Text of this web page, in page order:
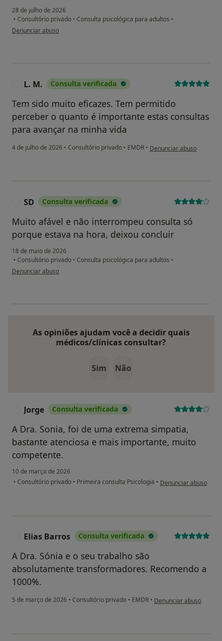
28 de julho de 2026
• Consultório privado • Consulta psicológica para adultos •
na opinião do utilizador Tiago Soares
Denunciar abuso
L. M. Consulta verificada
Tem sido muito eficazes. Tem permitido
perceber o quanto é importante estas consultas
para avançar na minha vida
4 de julho de 2026 • Consultório privado • EMDR • na opinião do utilizador L.
Denunciar abuso
SD Consulta verificada
Muito afável e não interrompeu consulta só
porque estava na hora, deixou concluir
18 de maio de 2026
• Consultório privado • Consulta psicológica para adultos •
na opinião do utilizador SD
Denunciar abuso
As opiniões ajudam você a decidir quais
médicos/clínicas consultar?
Sim Não
Jorge Consulta verificada
A Dra. Sonia, foi de uma extrema simpatia,
bastante atenciosa e mais importante, muito
competente.
10 de março de 2026
• Consultório privado • Primeira consulta Psicologia • na opinião do
Denunciar abuso
Elias Barros Consulta verificada
A Dra. Sónia e o seu trabalho são
absolutamente transformadores. Recomendo a
1000%.
5 de março de 2026 • Consultório privado • EMDR • na opinião do utilizador
Denunciar abuso